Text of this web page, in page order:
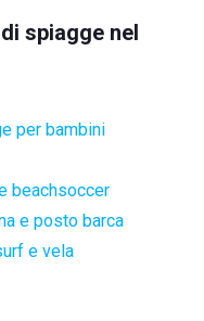
spiagge nel
per bambini
beachsoccer
e posto barca
e vela